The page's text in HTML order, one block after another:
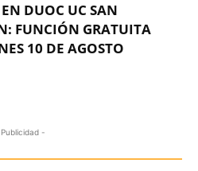
DUOC UC SAN
FUNCIÓN GRATUITA
10 DE AGOSTO
-